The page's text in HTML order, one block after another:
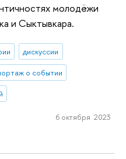
молодёжи
и Сыктывкара.
дискуссии
о событии
6 октября 2023